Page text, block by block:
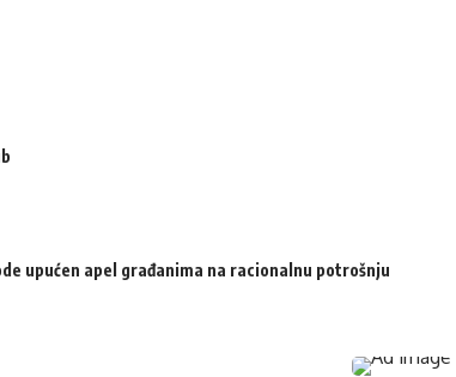
upućen apel građanima na racionalnu potrošnju